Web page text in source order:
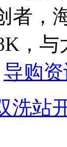
者，
，与
导购
洗站